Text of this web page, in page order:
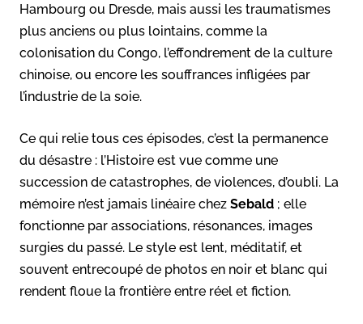
Hambourg ou Dresde, mais aussi les traumatismes
plus anciens ou plus lointains, comme la
colonisation du Congo, l’effondrement de la culture
chinoise, ou encore les souffrances infligées par
l’industrie de la soie.
Ce qui relie tous ces épisodes, c’est la permanence
du désastre : l’Histoire est vue comme une
succession de catastrophes, de violences, d’oubli. La
mémoire n’est jamais linéaire chez Sebald ; elle
fonctionne par associations, résonances, images
surgies du passé. Le style est lent, méditatif, et
souvent entrecoupé de photos en noir et blanc qui
rendent floue la frontière entre réel et fiction.